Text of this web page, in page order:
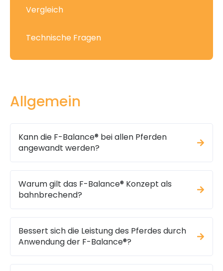
Vergleich
Technische Fragen
Allgemein
Kann die F-Balance® bei allen Pferden
angewandt werden?
Warum gilt das F-Balance® Konzept als
bahnbrechend?
Bessert sich die Leistung des Pferdes durch
Anwendung der F-Balance®?